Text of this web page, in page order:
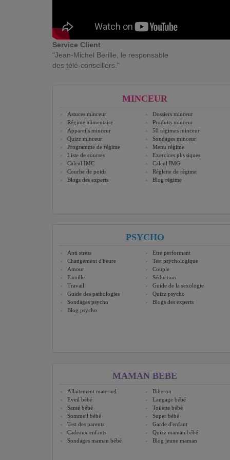
Service Client
"Jean-Michel Berille, le responsable
des télé-conseillers."
MINCEUR
Astuces minceur
Dossiers minceur
Régime alimentaire
Produits minceur
Appareils minceur
50 régimes minceur
Quizz minceur
Sondages minceur
Programme de régime
Menu régime
Liste de courses
Exercices physiques
Calcul IMC
Calcul IMG
Courbe de poids
Réglette de régime
Blogs des experts
Blog régime
PSYCHO
Anti stress
Etre performant
Changement d'heure
Test psychologique
Amour
Couple
Famille
Séduction
Travail
Guide de la sexologie
Guide des pathologies
Quizz psycho
Sondages psycho
Blogs des experts
Blog psycho
MAMAN BEBE
Allaitement maternel
Biberon
Eveil bébé
Langage bébé
Santé bébé
Toilette bébé
Sommeil bébé
Super bébé
Test des parents
Garde d'enfant
Cadeaux enfants
Quizz maman bébé
Sondages maman bébé
Blog jeune maman